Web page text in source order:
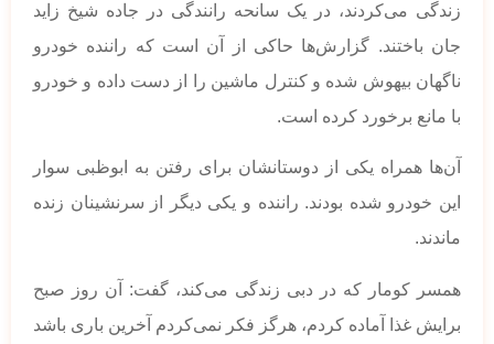
زندگی می‌کردند، در یک سانحه رانندگی در جاده شیخ زاید
جان باختند. گزارش‌ها حاکی از آن است که راننده خودرو
ناگهان بیهوش شده و کنترل ماشین را از دست داده و خودرو
با مانع برخورد کرده است.
آن‌ها همراه یکی از دوستانشان برای رفتن به ابوظبی سوار
این خودرو شده بودند. راننده و یکی دیگر از سرنشینان زنده
ماندند.
همسر کومار که در دبی زندگی می‌کند، گفت: آن روز صبح
برایش غذا آماده کردم، هرگز فکر نمی‌کردم آخرین باری باشد